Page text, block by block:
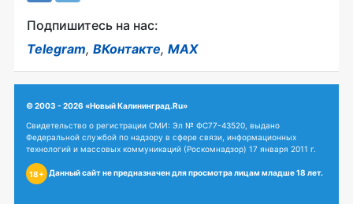
Подпишитесь на нас:
Telegram, ВКонтакте, MAX
© 2003 - 2026 «Новый Калининград.Ru»
Свидетельство о регистрации СМИ: Эл № ФС77-43520, выдано
Федеральной службой по надзору в сфере связи, информационных
технологий и массовых коммуникаций (Роскомнадзор) 17 января 2011 г.
18+ Данный сайт не предназначен для просмотра лицам младше 18 лет.